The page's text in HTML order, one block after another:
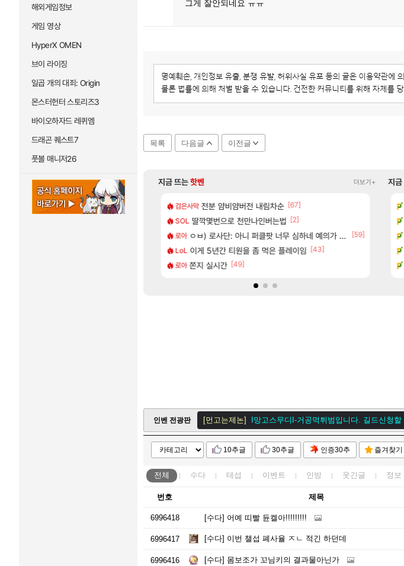
해외게임정보
게임 영상
HyperX OMEN
브이 라이징
일곱 개의 대죄: Origin
몬스터헌터 스토리즈3
바이오하자드 레퀴엠
드래곤 퀘스트7
풋볼 매니저26
그게 잘안되네요 ㅠㅠ
목록 다음글 이전글
지금 뜨는핫벤 더보기+
떡상한 팔찌옵션 [33] 검은사막 전분 얌비얌버전 내림차순 [67]
SOL 딸깍몇번으로 천만나인버는법 [2]
로아 ㅇㅂ) 로사단: 아니 퍼클팟 너무 심하네 예의가 없어(?)
[59]
LoL 이게 5년간 티원을 좀 먹은 플레이임 [43]
로아 쫀지 실시간 [49]
로
메
메
로
지금
구라 개발사 신작 [시노비 넥서스] 연내 출시 예정
PV 비스트 오브 리인카네이션 오픈 트레일러
아스오라 「에린」 컨셉 포스터 공개
여행 7년만에 가족여행을 다녀왔습니다. [1]
비스트 쿠를 먼저 보내서 기습하는 법
리싱크드 리싱크드 1.06 패치노트 (8/5)
인벤 전광판
[먼고는제논]
I망고스무디I-거공먹튀범입니다. 길드신청
메이플스토리 인벤에 오신 것을 환영합니다~★
[먼고는제논] I망고스무디I-거공먹튀범입니다. 길드신청할
10추글 30추글 인증30추 즐겨찾기
전체 수다 테섭 이벤트 인방 웃긴글 정보
번호 제목
6996418 [수다] 어예 띠빨 듄켈아!!!!!!!!!
6996417 [수다] 이번 챌섭 폐사율 ㅈㄴ 적긴 하던데
6996416 [수다] 몸보조가 꼬님키의 결과물아닌가